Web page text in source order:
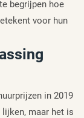
begrijpen hoe
voor hun
in 2019
maar het is